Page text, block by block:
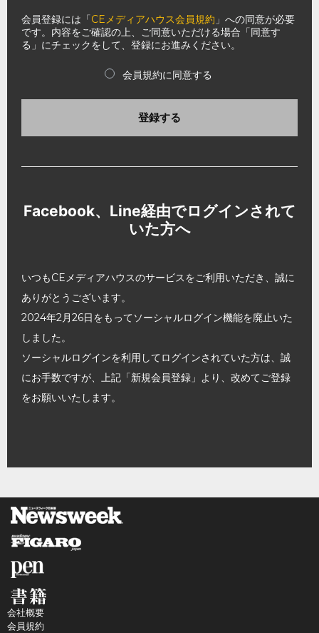
会員登録には「CEメディアハウス会員規約 」への同意が必要
です。内容をご確認の上、ご同意いただける場合「同意す
る」にチェックをして、登録にお進みください。
会員規約に同意する
登録する
Facebook、Line経由でログインされて
いた方へ
いつもCEメディアハウスのサービスをご利用いただき、誠に
ありがとうございます。
2024年2月26日をもってソーシャルログイン機能を廃止いた
しました。
ソーシャルログインを利用してログインされていた方は、誠
にお手数ですが、上記「新規会員登録」より、改めてご登録
をお願いいたします。
会社概要
会員規約